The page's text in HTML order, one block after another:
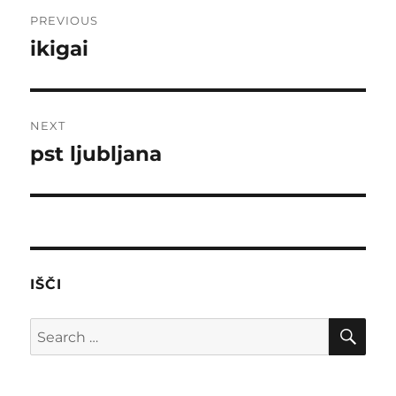
navigation
PREVIOUS
Previous
ikigai
NEXT
Next
pst ljubljana
IŠČI
Search
for: